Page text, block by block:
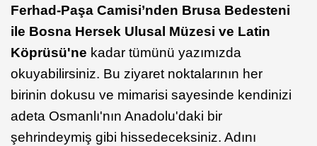
Ferhad-Paşa Camisi’nden Brusa Bedesteni
ile Bosna Hersek Ulusal Müzesi ve Latin
Köprüsü'ne kadar tümünü yazımızda
okuyabilirsiniz. Bu ziyaret noktalarının her
birinin dokusu ve mimarisi sayesinde kendinizi
adeta Osmanlı'nın Anadolu'daki bir
şehrindeymiş gibi hissedeceksiniz. Adını